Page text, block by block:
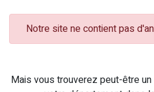
Notre site ne contient pas
Mais vous trouverez peut-être